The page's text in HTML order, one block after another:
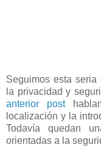
Seguimos esta
la privacidad y
anterior post
localización y la
Todavía quedan
orientadas a la